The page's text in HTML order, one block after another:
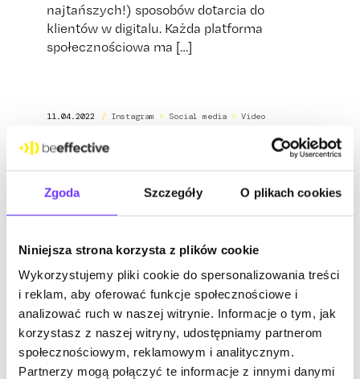
Zgoda Szczegóły O plikach cookies
Niniejsza strona korzysta z plików cookie
Wykorzystujemy pliki cookie do spersonalizowania treści
i reklam, aby oferować funkcje społecznościowe i
analizować ruch w naszej witrynie. Informacje o tym, jak
korzystasz z naszej witryny, udostępniamy partnerom
społecznościowym, reklamowym i analitycznym.
Partnerzy mogą połączyć te informacje z innymi danymi
najtańszych!) sposobów dotarcia do
klientów w digitalu. Każda platforma
społecznościowa ma […]
11.04.2022 / Instagram × Social media× Video
Kręcimy Reels na
Instagramie – wszystko
co musisz wiedzieć o
Rolki, posty na tablicy, kreatywne albumy,
angażujące InstaStories, transmisje na
żywo – co wybrać i co publikować na
Instagramie, aby zainteresować grupę
docelową? Specjaliści ds. social media
codziennie stają przed wyborem […]